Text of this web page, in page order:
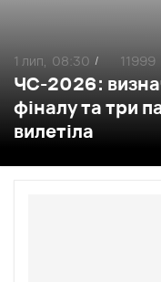
ЧС-2026:
фіналу та три
вилетіла
1 лип, 08:30 / 11999